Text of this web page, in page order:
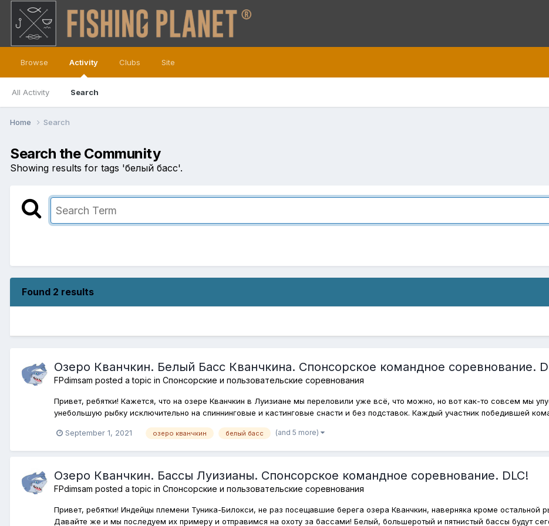
Browse Activity
All Activity Search
Clubs Site
Home Search
Search the Community
Showing results for tags 'белый басс'.
Found 2 results
Озеро Кванчкин. Белый Басс Кванчкина. Спонсорское командное соревнование.
FPdimsam posted a topic in Спонсорские и пользовательские соревнования
Привет, ребятки! Кажется, что на озере Кванчкин в Луизиане мы переловили уже всё, что можно, но вот как-то совсем мы
унебольшую рыбку исключительно на спиннинговые и кастинговые снасти и без подставок. Каждый участник победившей
September 1, 2021 озеро кванчкин белый басс (and 5 more)
Озеро Кванчкин. Бассы Луизианы. Спонсорское командное соревнование. DLC!
FPdimsam posted a topic in Спонсорские и пользовательские соревнования
Привет, ребятки! Индейцы племени Туника-Билокси, не раз посещавшие берега озера Кванчкин, наверняка кроме
Давайте же и мы последуем их примеру и отправимся на охоту за бассами! Белый, большеротый и пятнистый бассы будут